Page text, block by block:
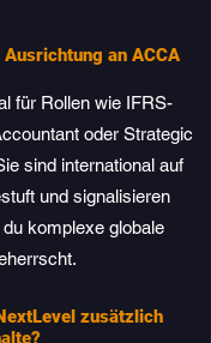
an ACCA
für Rollen wie IFRS-
oder Strategic
sind international auf
und signalisieren
komplexe globale
zusätzlich